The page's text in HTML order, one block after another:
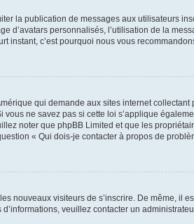
la publication de messages aux utilisateurs
d’avatars personnalisés, l’utilisation de la
instant, c’est pourquoi nous vous
qui demande aux sites internet
ne savez pas si cette loi s’applique
noter que phpBB Limited et que les
« Qui dois-je contacter à propos de
nouveaux visiteurs de s’inscrire. De même, il
veuillez contacter un